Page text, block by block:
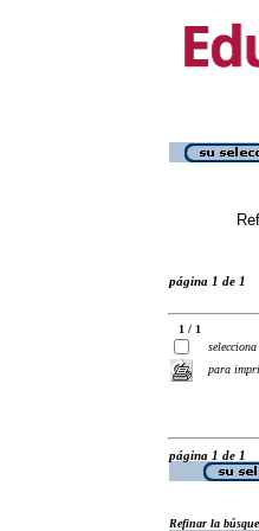
página 1 de 1
1 / 1
selecciona
para
página 1 de 1
Refinar la